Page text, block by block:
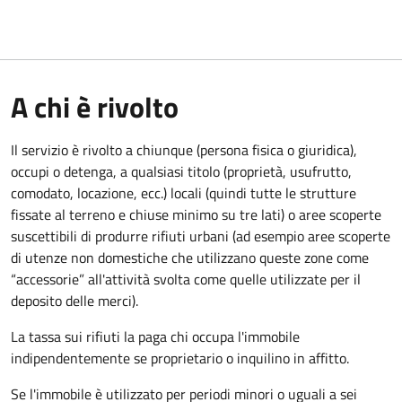
A chi è rivolto
Il servizio è rivolto a chiunque (persona fisica o giuridica),
occupi o detenga, a qualsiasi titolo (proprietà, usufrutto,
comodato, locazione, ecc.) locali (quindi tutte le strutture
fissate al terreno e chiuse minimo su tre lati) o aree scoperte
suscettibili di produrre rifiuti urbani (ad esempio aree scoperte
di utenze non domestiche che utilizzano queste zone come
“accessorie” all'attività svolta come quelle utilizzate per il
deposito delle merci).
La tassa sui rifiuti la paga chi occupa l'immobile
indipendentemente se proprietario o inquilino in affitto.
Se l'immobile è utilizzato per periodi minori o uguali a sei